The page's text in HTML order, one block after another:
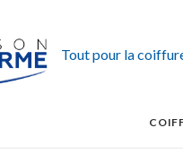
Tout pour la